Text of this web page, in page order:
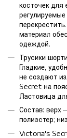
косточек для
материал
одеждой.
Трусики
Гладкие,
не создают
Secret на
Ластовица
Состав: верх
полиэстер;
Victoria's